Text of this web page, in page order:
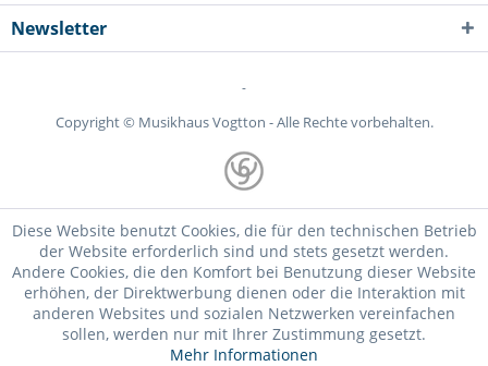
Newsletter
-
Copyright © Musikhaus Vogtton - Alle Rechte vorbehalten.
Diese Website benutzt Cookies, die für den technischen Betrieb
der Website erforderlich sind und stets gesetzt werden.
Andere Cookies, die den Komfort bei Benutzung dieser Website
erhöhen, der Direktwerbung dienen oder die Interaktion mit
anderen Websites und sozialen Netzwerken vereinfachen
sollen, werden nur mit Ihrer Zustimmung gesetzt.
Mehr Informationen